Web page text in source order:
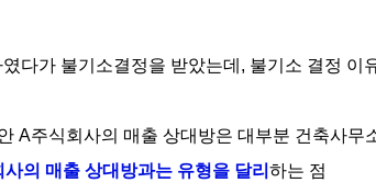
다가 불기소결정을 받았는데, 불기소 결정 이
A주식회사의 매출 상대방은 대부분 건축사
의 매출 상대방과는 유형을 달리 하는 점